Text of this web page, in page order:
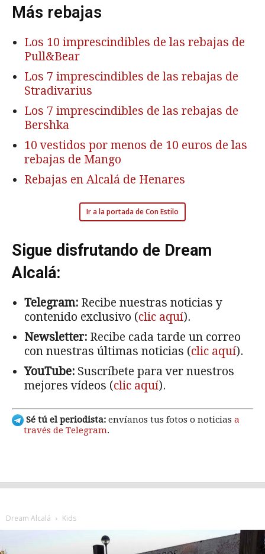
Más rebajas
Los 10 imprescindibles de las rebajas de
Pull&Bear
Los 7 imprescindibles de las rebajas de
Stradivarius
Los 7 imprescindibles de las rebajas de
Bershka
10 vestidos por menos de 10 euros de las
rebajas de Mango
Rebajas en Alcalá de Henares
Ir a la portada de Con Estilo
Sigue disfrutando de Dream
Alcalá:
Telegram: Recibe nuestras noticias y
contenido exclusivo (clic aquí).
Newsletter: Recibe cada tarde un correo
con nuestras últimas noticias (clic aquí).
YouTube: Suscríbete para ver nuestros
mejores vídeos (clic aquí).
Sé tú el periodista: envíanos tus fotos o noticias a
través de Telegram.